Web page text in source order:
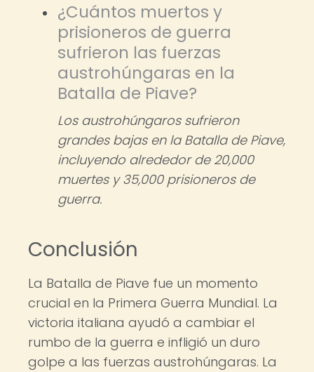
¿Cuántos muertos y
prisioneros de guerra
sufrieron las fuerzas
austrohúngaras en la
Batalla de Piave?
Los austrohúngaros sufrieron
grandes bajas en la Batalla de Piave,
incluyendo alrededor de 20,000
muertes y 35,000 prisioneros de
guerra.
Conclusión
La Batalla de Piave fue un momento
crucial en la Primera Guerra Mundial. La
victoria italiana ayudó a cambiar el
rumbo de la guerra e infligió un duro
golpe a las fuerzas austrohúngaras. La